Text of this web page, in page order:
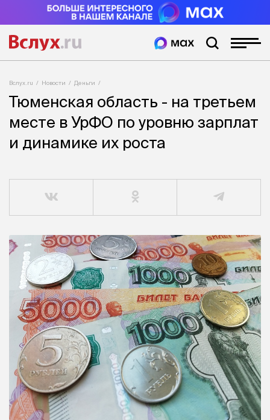
Вслух.ru Новости Деньги
Тюменская область - на третьем
месте в УрФО по уровню зарплат
и динамике их роста